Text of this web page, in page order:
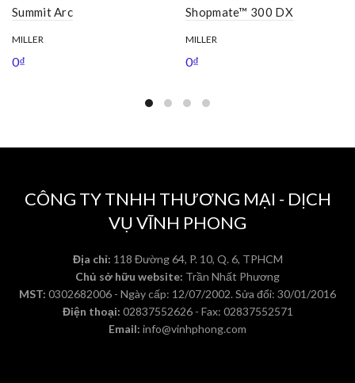
Summit Arc
MILLER
0₫
Shopmate™ 300 DX
MILLER
0₫
CÔNG TY TNHH THƯƠNG MẠI - DỊCH
VỤ VĨNH PHONG
Địa chỉ: 118 Đường 64, P. 10, Q. 6, TPHCM
Chủ sở hữu website: Trần Nhất Phương
MST: 0302682006 - Ngày cấp: 12/07/2002. Sửa đổi: 30/01/2016
Điện thoại: 02837552626 - Fax: 02837552571
Email: info@vinhphong.com